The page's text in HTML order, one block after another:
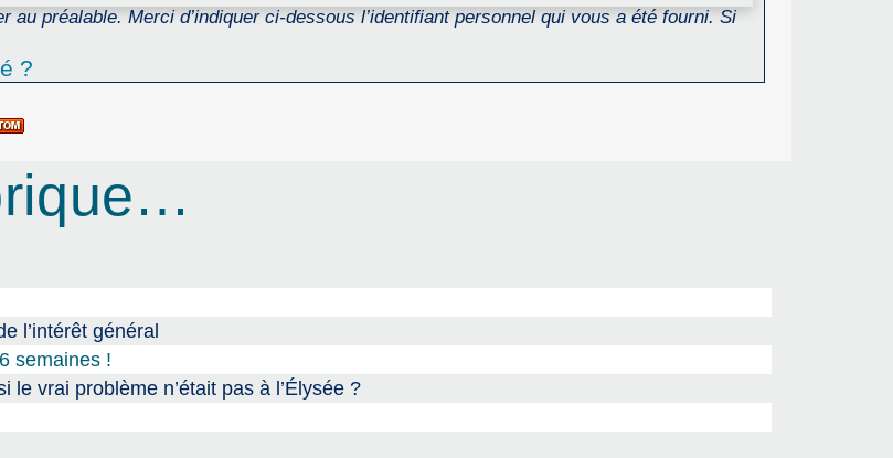
préalable. Merci d’indiquer ci-dessous l’identifiant personnel qui vous a été fourni. Si
?
l’intérêt général
semaines !
vrai problème n’était pas à l’Élysée ?